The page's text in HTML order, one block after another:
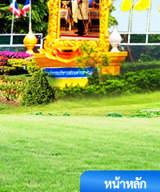
หน้าหลัก